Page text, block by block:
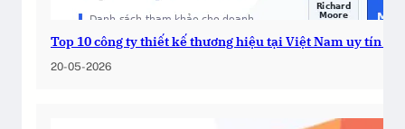
Top 10 công ty thiết kế thương hiệu tại Việt Nam uy tín
20-05-2026